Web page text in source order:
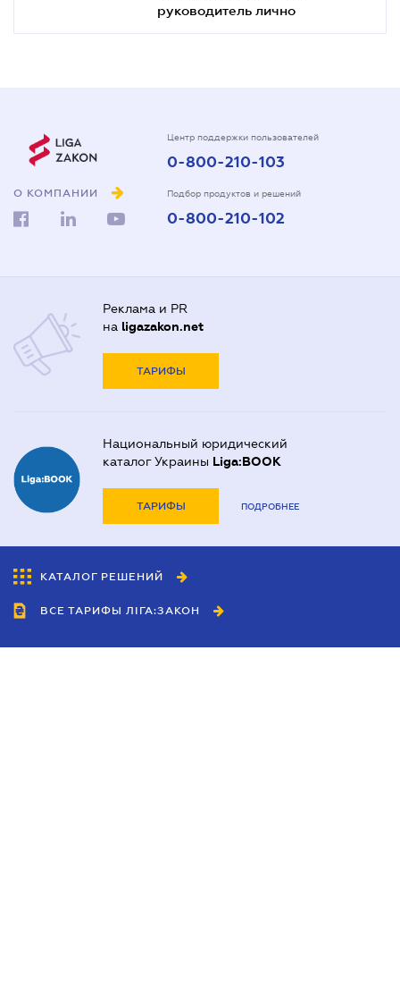
руководитель лично
О КОМПАНИИ
Центр поддержки пользователей
0-800-210-103
Подбор продуктов и решений
0-800-210-102
Реклама и PR
на ligazakon.net
ТАРИФЫ
Национальный юридический
каталог Украины Liga:BOOK
ТАРИФЫ ПОДРОБНЕЕ
КАТАЛОГ РЕШЕНИЙ
ВСЕ ТАРИФЫ ЛІГА:ЗАКОН